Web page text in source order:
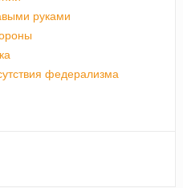
руками
федерализма